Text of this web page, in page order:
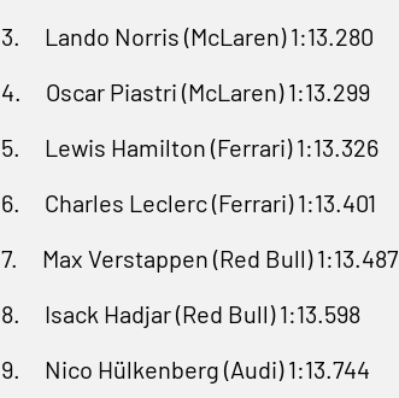
3. Lando Norris (McLaren) 1:13.280
4. Oscar Piastri (McLaren) 1:13.299
5. Lewis Hamilton (Ferrari) 1:13.326
6. Charles Leclerc (Ferrari) 1:13.401
7. Max Verstappen (Red Bull) 1:13.487
8. Isack Hadjar (Red Bull) 1:13.598
9. Nico Hülkenberg (Audi) 1:13.744